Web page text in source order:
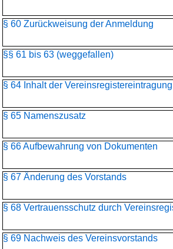
§ 60 Zurückweisung der Anmeldung
§§ 61 bis 63 (weggefallen)
§ 64 Inhalt der Vereinsregistereintragung
§ 65 Namenszusatz
§ 66 Aufbewahrung von Dokumenten
§ 67 Änderung des Vorstands
§ 68 Vertrauensschutz durch
§ 69 Nachweis des Vereinsvorstands